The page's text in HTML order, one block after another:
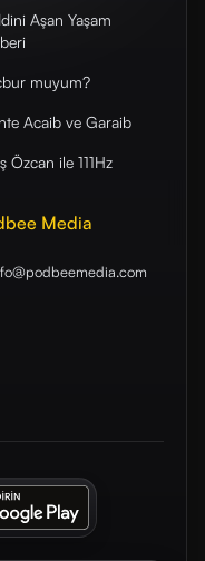
Aşan Yaşam
muyum?
Acaib ve Garaib
Özcan ile 111Hz
Media
.com